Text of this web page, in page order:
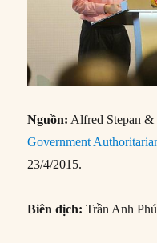
Nguồn: Alfred Stepan &
Government
23/4/2015.
Biên dịch: Trần Anh